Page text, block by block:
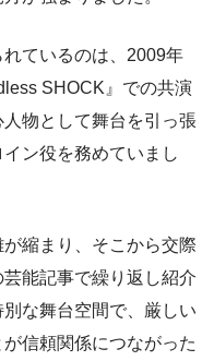
ているのは、2009年
SHOCK』での共演
物として舞台を引っ張
ン役を務めていまし
縮まり、そこから交際
能記事で繰り返し紹介
な舞台空間で、厳しい
信頼関係につながった